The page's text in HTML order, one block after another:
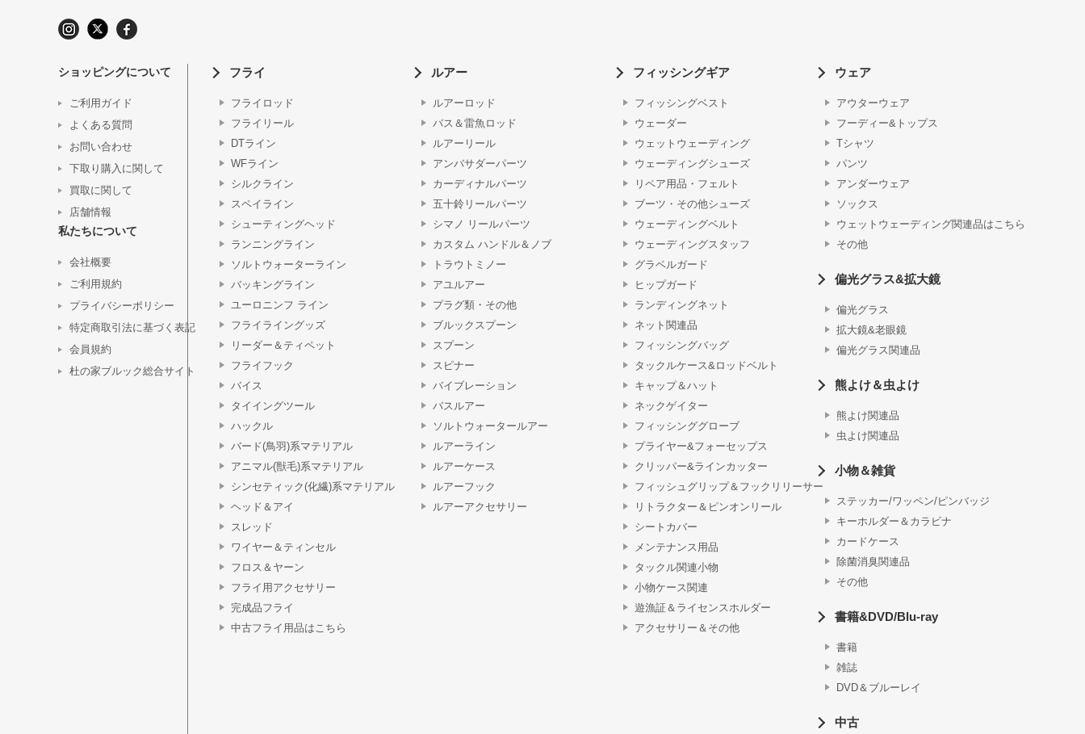
ショッピングについて
ご利用ガイド
よくある質問
お問い合わせ
下取り購入に関して
買取に関して
店舗情報
私たちについて
会社概要
ご利用規約
プライバシーポリシー
特定商取引法に基づく表記
会員規約
杜の家ブルック総合サイト
フライ
フライロッド
フライリール
DTライン
WFライン
シルクライン
スペイライン
シューティングヘッド
ランニングライン
ソルトウォーターライン
バッキングライン
ユーロニンフ ライン
フライライングッズ
リーダー＆ティペット
フライフック
バイス
タイイングツール
ハックル
バード(鳥羽)系マテリアル
アニマル(獣毛)系マテリアル
シンセティック(化繊)系マテリアル
ヘッド＆アイ
スレッド
ワイヤー＆ティンセル
フロス＆ヤーン
フライ用アクセサリー
完成品フライ
中古フライ用品はこちら
ルアー
ルアーロッド
バス＆雷魚ロッド
ルアーリール
アンバサダーパーツ
カーディナルパーツ
五十鈴リールパーツ
シマノ リールパーツ
カスタム ハンドル＆ノブ
トラウトミノー
アユルアー
プラグ類・その他
ブルックスプーン
スプーン
スピナー
バイブレーション
バスルアー
ソルトウォータールアー
ルアーライン
ルアーケース
ルアーフック
ルアーアクセサリー
フィッシングギア
フィッシングベスト
ウェーダー
ウェットウェーディング
ウェーディングシューズ
リペア用品・フェルト
ブーツ・その他シューズ
ウェーディングベルト
ウェーディングスタッフ
グラベルガード
ヒップガード
ランディングネット
ネット関連品
フィッシングバッグ
タックルケース&ロッドベルト
キャップ＆ハット
ネックゲイター
フィッシンググローブ
プライヤー&フォーセップス
クリッパー&ラインカッター
フィッシュグリップ＆フックリリーサー
リトラクター＆ピンオンリール
シートカバー
メンテナンス用品
タックル関連小物
小物ケース関連
遊漁証＆ライセンスホルダー
アクセサリー＆その他
ウェア
アウターウェア
フーディー&トップス
Tシャツ
パンツ
アンダーウェア
ソックス
ウェットウェーディング関連品はこちら
その他
偏光グラス&拡大鏡
偏光グラス
拡大鏡&老眼鏡
偏光グラス関連品
熊よけ＆虫よけ
熊よけ関連品
虫よけ関連品
小物＆雑貨
ステッカー/ワッペン/ピンバッジ
キーホルダー＆カラビナ
カードケース
除菌消臭関連品
その他
書籍&DVD/Blu-ray
書籍
雑誌
DVD＆ブルーレイ
中古